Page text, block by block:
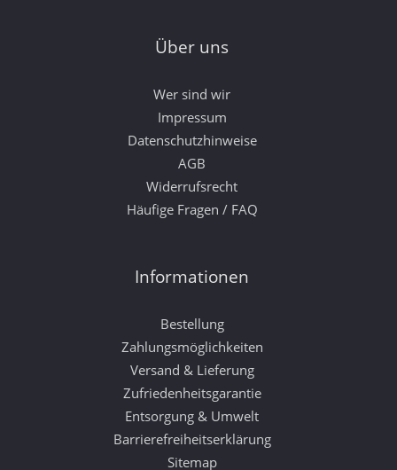
Über uns
Wer sind wir
Impressum
Datenschutzhinweise
AGB
Widerrufsrecht
Häufige Fragen / FAQ
Informationen
Bestellung
Zahlungsmöglichkeiten
Versand & Lieferung
Zufriedenheitsgarantie
Entsorgung & Umwelt
Barrierefreiheitserklärung
Sitemap